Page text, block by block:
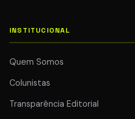
INSTITUCIONAL
Quem Somos
Colunistas
Transparência Editorial